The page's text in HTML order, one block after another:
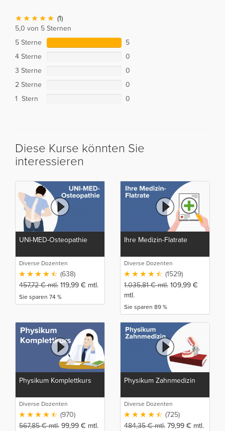
(1)
5,0 von 5 Sternen
5 Sterne
5
4 Sterne
0
3 Sterne
0
2 Sterne
0
1 Stern
0
Diese Kurse könnten Sie
interessieren
UNI-MED-Osteopathie
Diverse Dozenten
(638)
457,72€mtl. 119,99 € mtl.
Sie sparen 74 %
Ihre Medizin-Flatrate
Diverse Dozenten
(1529)
1.035,81€mtl. 109,99 €
mtl.
Sie sparen 89 %
Physikum Komplettkurs
Diverse Dozenten
(970)
567,85€mtl. 99,99 € mtl.
Physikum Zahnmedizin
Diverse Dozenten
(725)
484,35€mtl. 79,99 € mtl.